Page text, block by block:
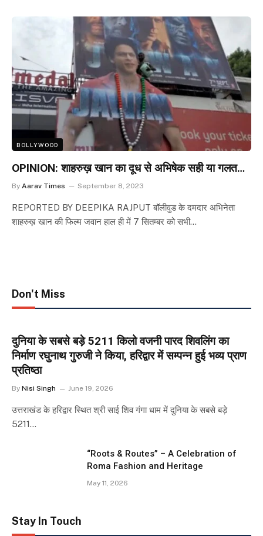
BOLLYWOOD
OPINION: शाहरुख़ खान का दूध से अभिषेक सही या गलत…
By Aarav Times September 8, 2023
REPORTED BY DEEPIKA RAJPUT बॉलीवुड के दमदार अभिनेता
शाहरुख़ खान की फिल्म जवान हाल ही में 7 सितम्बर को सभी…
Don't Miss
दुनिया के सबसे बड़े 5211 किलो वजनी पारद शिवलिंग का
निर्माण रघुनाथ गुरुजी ने किया, हरिद्वार में सम्पन्न हुई भव्य प्राण
प्रतिष्ठा
By Nisi Singh June 19, 2026
उत्तराखंड के हरिद्वार स्थित श्री साई शिव गंगा धाम में दुनिया के सबसे बड़े
5211…
“Roots & Routes” – A Celebration of
Roma Fashion and Heritage
May 11, 2026
Stay In Touch